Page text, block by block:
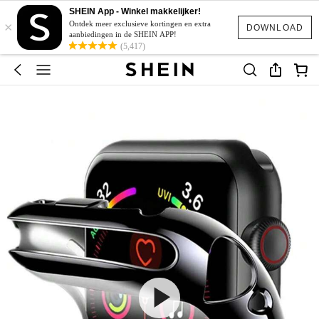
DOWNLOAD
×
SHEIN App - Winkel makkelijker!
Ontdek meer exclusieve kortingen en extra
aanbiedingen in de SHEIN APP!
(5,417)